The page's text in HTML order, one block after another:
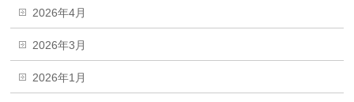
2026年4月
2026年3月
2026年1月